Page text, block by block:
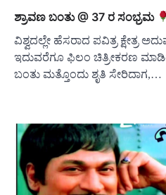
ಶ್ರಾವಣ ಬಂತು @ 37 ರ ಸಂಭ್ರಮ
ವಿಶ್ವದಲ್ಲೇ ಹೆಸರಾದ ಪವಿತ್ರ ಕ್ಷೇತ್ರ
ಇದುವರೆಗೂ ಫಿಲಂ ಚಿತ್ರೀಕರಣ
ಬಂತು ಮತ್ತೊಂದು ಶೃತಿ ಸೇರಿದಾಗ,…